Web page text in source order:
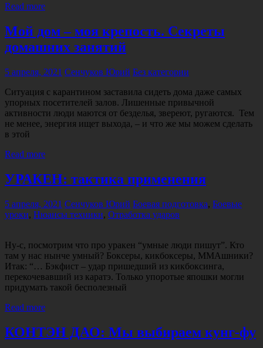
Read more
Мой дом – моя крепость. Секреты
домашних занятий
5 апреля, 2021 Сенчуков Юрий Без категории
Ситуация с карантином заставила сидеть дома даже самых
упорных посетителей залов. Лишенные привычной
активности люди маются от безделья, звереют, ругаются. Тем
не менее, энергия ищет выхода, – и что же мы можем сделать
в этой
Read more
УРАКЕН: тактика применения
5 апреля, 2021 Сенчуков Юрий Боевая подготовка, Боевые
уроки, Нюансы техники, Отработка ударов
Ну-с, посмотрим что про уракен “умные люди пишут”. Кто
там у нас нынче умный? Боксеры, кикбоксеры, ММАшники?
Итак: “… Бэкфист – удар пришедший из кикбоксинга,
перекочевавший из каратэ. Только упоротые япошки могли
придумать такой бесполезный
Read more
КОНТЭН ДАО: Мы выбираем кунг-фу